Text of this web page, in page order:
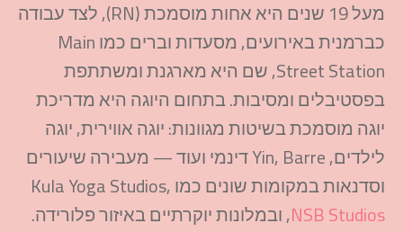
מעל19שניםהיאאחותמוסמכת(
RN
),לצדעבודה
כברמניתבאירועים,מסעדותובריםכמוMain
Street Station
,שםהיאמארגנתומשתתפת
בפסטיבליםומסיבות.בתחוםהיוגההיאמדריכת
יוגהמוסמכתבשיטותמגוונות:יוגהאווירית,יוגה
לילדים,
Yin,Barre דינמיועוד—מעבירהשיעורים
וסדנאותבמקומותשוניםכמו KulaYoga Studios,
NSB Studios
,ובמלונותיוקרתייםבאיזורפלורידה.